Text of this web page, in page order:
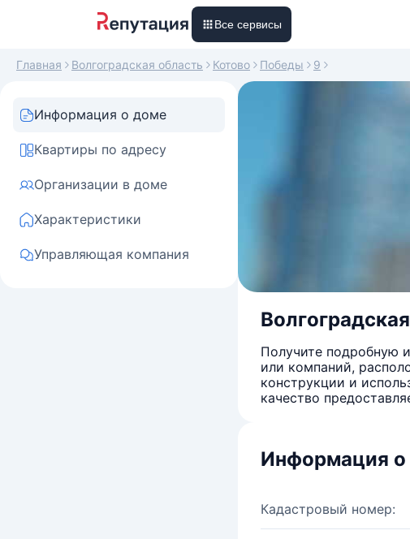
Все сервисы
Главная Волгоградская область Котово Победы 9
Информация о доме
Квартиры по адресу
Организации в доме
Характеристики
Управляющая компания
Получите подробную
или компаний,
конструкции и
качество
Информация
Кадастровый номер: